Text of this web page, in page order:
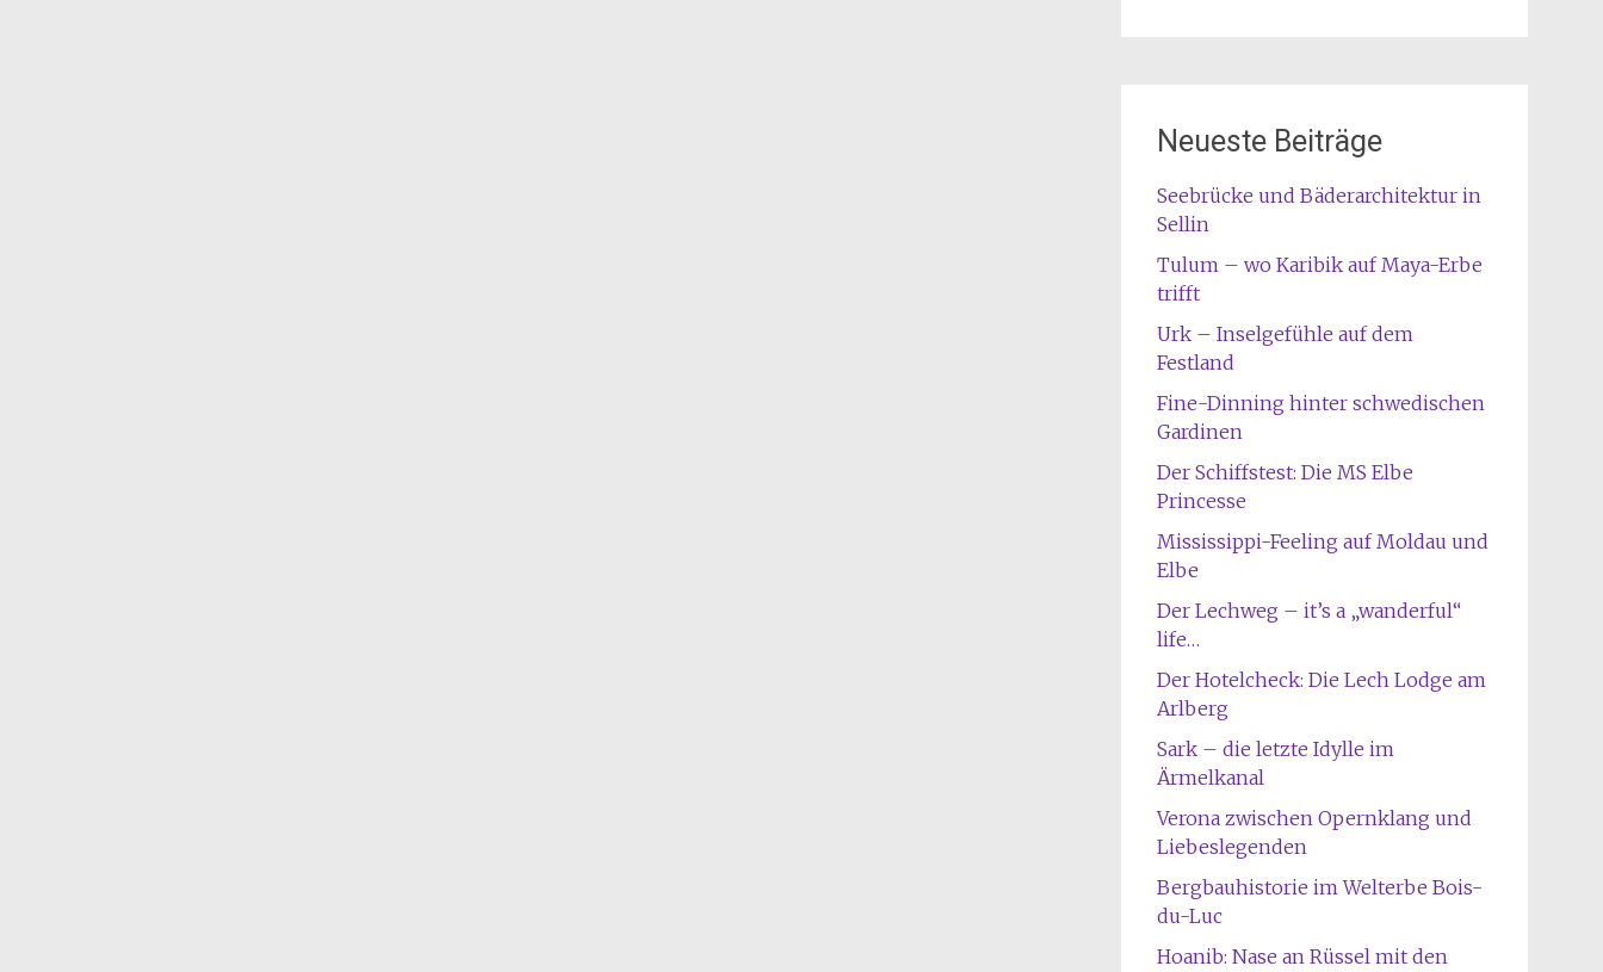
Neueste Beiträge
Seebrücke und Bäderarchitektur in
Sellin
Tulum – wo Karibik auf Maya-Erbe
trifft
Urk – Inselgefühle auf dem
Festland
Fine-Dinning hinter schwedischen
Gardinen
Der Schiffstest: Die MS Elbe
Princesse
Mississippi-Feeling auf Moldau und
Elbe
Der Lechweg – it’s a „wanderful“
life…
Der Hotelcheck: Die Lech Lodge am
Arlberg
Sark – die letzte Idylle im
Ärmelkanal
Verona zwischen Opernklang und
Liebeslegenden
Bergbauhistorie im Welterbe Bois-
du-Luc
Hoanib: Nase an Rüssel mit den